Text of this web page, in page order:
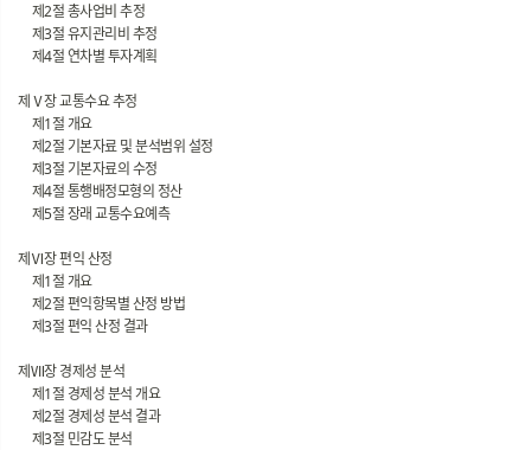
제2절 총사업비 추정
제3절 유지관리비 추정
제4절 연차별 투자계획
제Ⅴ장 교통수요 추정
제1절 개요
제2절 기본자료 및 분석범위 설정
제3절 기본자료의 수정
제4절 통행배정모형의 정산
제5절 장래 교통수요예측
제Ⅵ장 편익 산정
제1절 개요
제2절 편익항목별 산정 방법
제3절 편익 산정 결과
제Ⅶ장 경제성 분석
제1절 경제성 분석 개요
제2절 경제성 분석 결과
제3절 민감도 분석